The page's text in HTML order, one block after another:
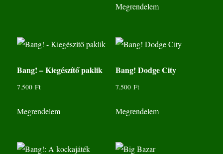
Megrendelem
Bang! – Kiegészítő paklik
7.500Ft
Megrendelem
Bang! Dodge City
7.500 Ft
Megrendelem